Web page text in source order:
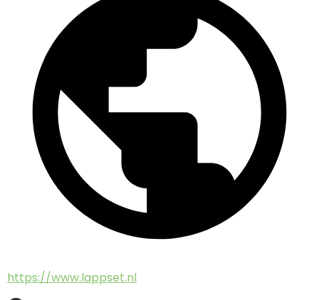
https://www.lappset.nl